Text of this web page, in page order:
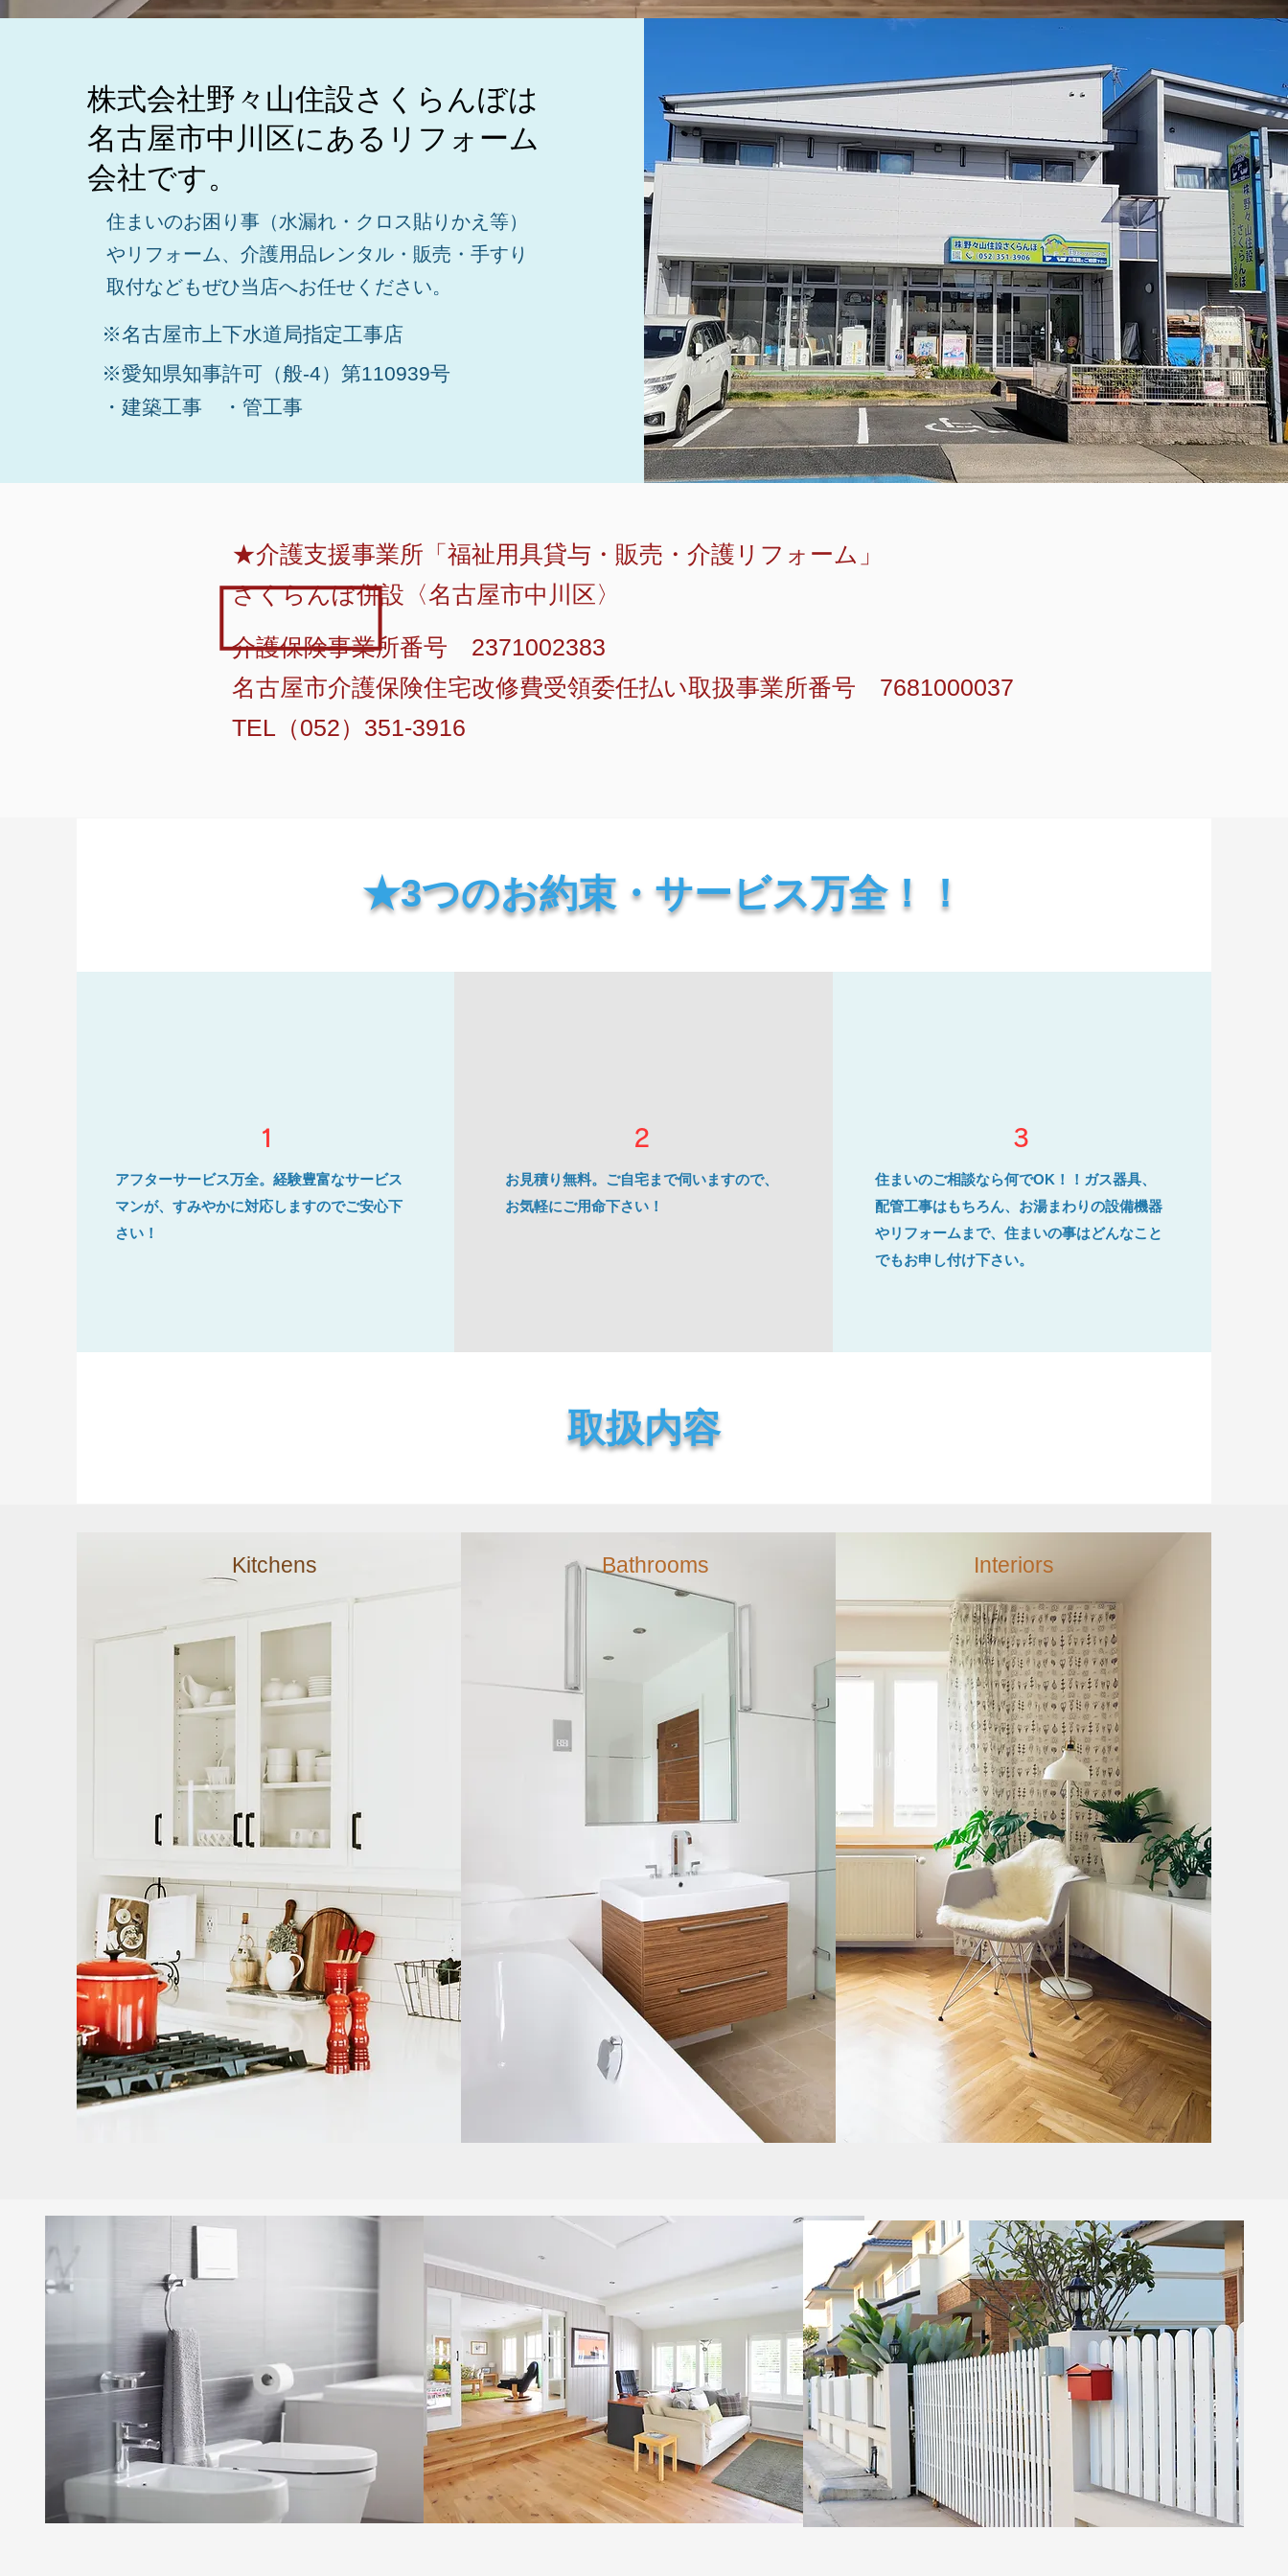
株式会社野々山住設さくらんぼは
名古屋市中川区にあるリフォーム
会社です。
住まいのお困り事（水漏れ・クロス貼りかえ等）
やリフォーム、介護用品レンタル・販売・手すり
取付などもぜひ当店へお任せください。
※名古屋市上下水道局指定工事店
※愛知県知事許可（般-4）第110939号
・建築工事 ・管工事
★介護支援事業所「福祉用具貸与・販売・介護リフォーム」
さくらんぼ併設〈名古屋市中川区〉
介護保険事業所番号 2371002383
名古屋市介護保険住宅改修費受領委任払い取扱事業所番号 7681000037
TEL（052）351-3916
★3つのお約束・サービス万全！！
1
アフターサービス万全。経験豊富なサービス
マンが、すみやかに対応しますのでご安心下
さい！
2
お見積り無料。ご自宅まで伺いますので、
お気軽にご用命下さい！
3
住まいのご相談なら何でOK！！ガス器具、
配管工事はもちろん、お湯まわりの設備機器
やリフォームまで、住まいの事はどんなこと
でもお申し付け下さい。
取扱内容
Kitchens Bathrooms Interiors